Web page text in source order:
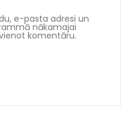
e-pasta adresi un
nākamajai
komentāru.